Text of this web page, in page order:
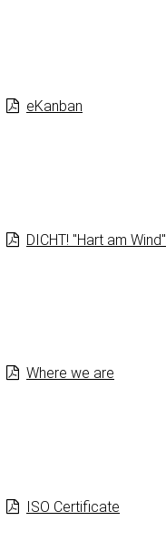
eKanban
DICHT! "Hart am Wind"
Where we are
ISO Certificate